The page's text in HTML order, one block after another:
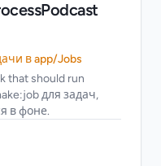
в app/Jobs
that should run
для задач,
в фоне.